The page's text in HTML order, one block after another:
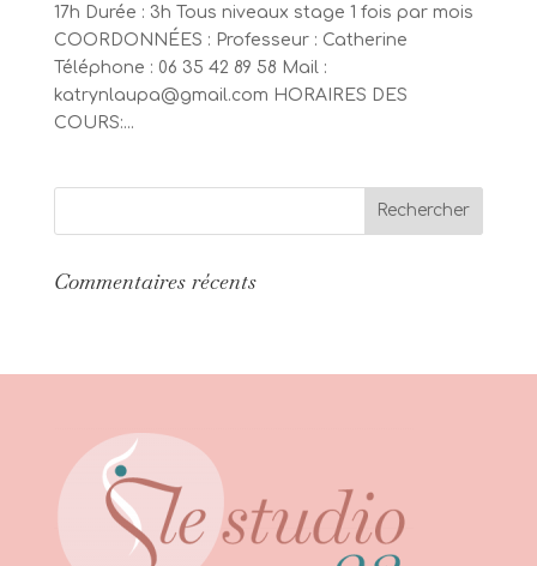
17h Durée : 3h Tous niveaux stage 1 fois par mois
COORDONNÉES : Professeur : Catherine
Téléphone : 06 35 42 89 58 Mail :
katrynlaupa@gmail.com HORAIRES DES
COURS:...
Commentaires récents